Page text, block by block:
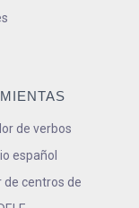
de verbos
español
de centros de